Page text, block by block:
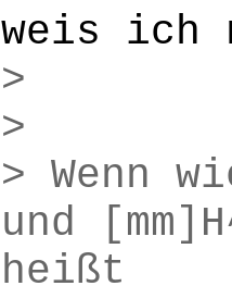
weis ich
>
>
> Wenn
und
heißt